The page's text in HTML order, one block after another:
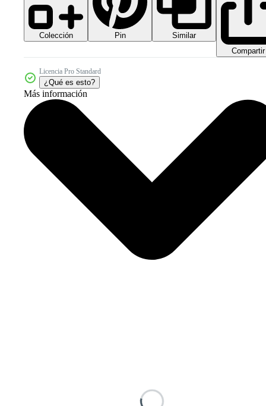
Colección Pin
Similar
Compartir
Licencia Pro Standard
¿Qué es esto?
Más información